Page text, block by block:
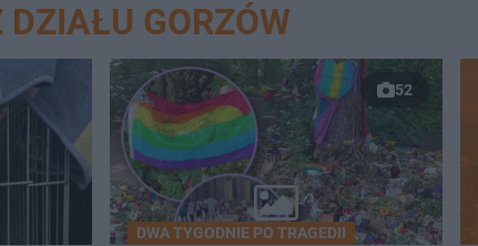
GORZÓW
52
DWA TYGODNIE PO TRAGEDII